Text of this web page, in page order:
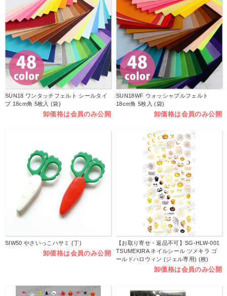
SUN18 ワンタッチフェルト シールタイ
プ 18cm角 5枚入 (袋)
卸価格は会員のみ公開
SUN18WF ウォッシャブルフェルト
18cm角 5枚入 (袋)
卸価格は会員のみ公開
SIW50 やさいっこハサミ (丁)
卸価格は会員のみ公開
【お取り寄せ・返品不可】SG-HLW-001
TSUMEKIRA ネイルシール ツメキラ ゴ
ールドハロウィン (ジェル専用) (枚)
卸価格は会員のみ公開